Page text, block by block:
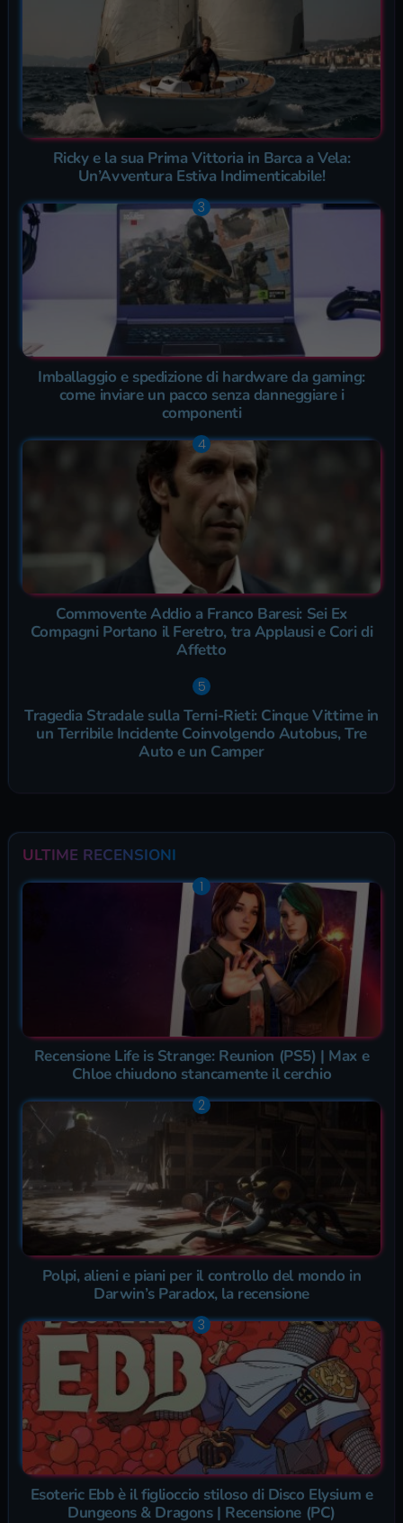
Ricky e la sua Prima Vittoria in Barca a Vela:
Un’Avventura Estiva Indimenticabile!
Imballaggio e spedizione di hardware da gaming:
come inviare un pacco senza danneggiare i
componenti
Commovente Addio a Franco Baresi: Sei Ex
Compagni Portano il Feretro, tra Applausi e Cori di
Affetto
Tragedia Stradale sulla Terni-Rieti: Cinque Vittime in
un Terribile Incidente Coinvolgendo Autobus, Tre
Auto e un Camper
ULTIME RECENSIONI
Recensione Life is Strange: Reunion (PS5) | Max e
Chloe chiudono stancamente il cerchio
Polpi, alieni e piani per il controllo del mondo in
Darwin’s Paradox, la recensione
Esoteric Ebb è il figlioccio stiloso di Disco Elysium e
Dungeons & Dragons | Recensione (PC)